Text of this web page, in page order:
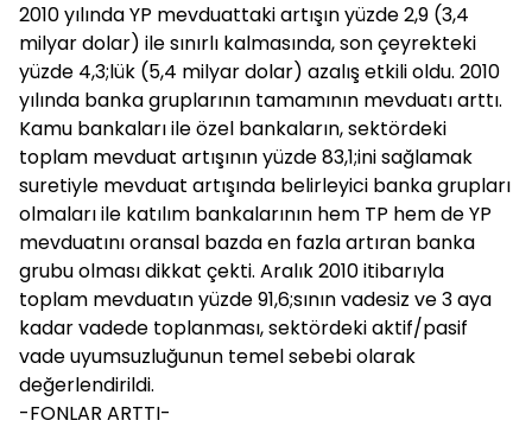
2010 yılında YP mevduattaki artışın yüzde 2,9 (3,4
milyar dolar) ile sınırlı kalmasında, son çeyrekteki
yüzde 4,3;lük (5,4 milyar dolar) azalış etkili oldu. 2010
yılında banka gruplarının tamamının mevduatı arttı.
Kamu bankaları ile özel bankaların, sektördeki
toplam mevduat artışının yüzde 83,1;ini sağlamak
suretiyle mevduat artışında belirleyici banka grupları
olmaları ile katılım bankalarının hem TP hem de YP
mevduatını oransal bazda en fazla artıran banka
grubu olması dikkat çekti. Aralık 2010 itibarıyla
toplam mevduatın yüzde 91,6;sının vadesiz ve 3 aya
kadar vadede toplanması, sektördeki aktif/pasif
vade uyumsuzluğunun temel sebebi olarak
değerlendirildi.
-FONLAR ARTTI-